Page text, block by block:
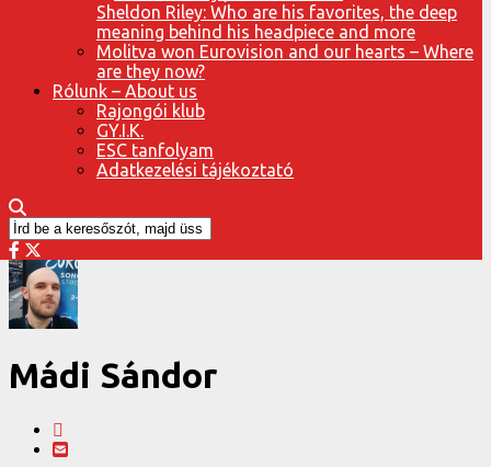
Sheldon Riley: Who are his favorites, the deep
meaning behind his headpiece and more
Molitva won Eurovision and our hearts – Where
are they now?
Rólunk – About us
Rajongói klub
GY.I.K.
ESC tanfolyam
Adatkezelési tájékoztató
Mádi Sándor